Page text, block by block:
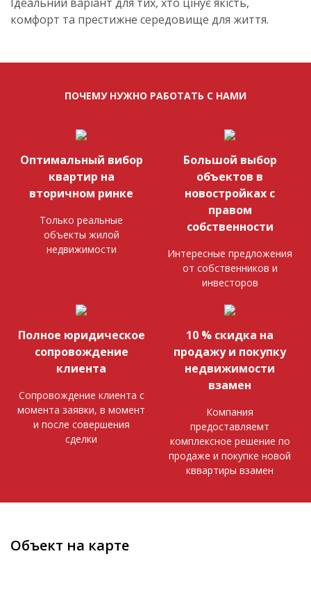
комфорт та престижне середовище для життя.
ПОЧЕМУ НУЖНО РАБОТАТЬ С НАМИ
Оптимальный вибор
квартир на
вторичном ринке
Только реальные
объекты жилой
недвижимости
Большой выбор
объектов в
новостройках с
правом
собственности
Интересные предложения
от собственников и
инвесторов
Полное юридическое
сопровождение
клиента
Сопровождение клиента с
момента заявки, в момент
и после совершения
сделки
10 % скидка на
продажу и покупку
недвижимости
взамен
Компания
предоставляемт
комплексное решение по
продаже и покупке новой
кввартиры взамен
Объект на карте